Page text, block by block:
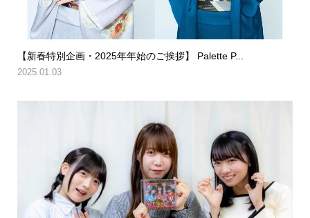
【新春特別企画・2025年年始のご挨拶】 Palette P...
2025.01.03